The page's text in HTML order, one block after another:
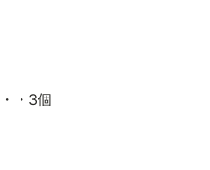
・3個